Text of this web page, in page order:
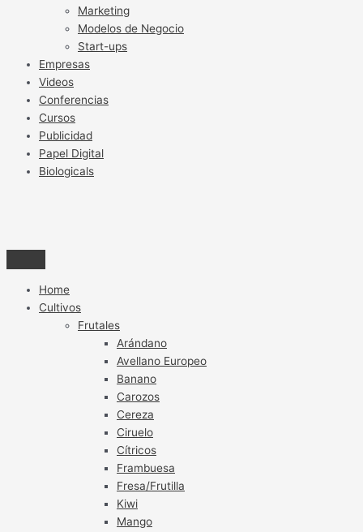
Marketing
Modelos de Negocio
Start-ups
Empresas
Videos
Conferencias
Cursos
Publicidad
Papel Digital
Biologicals
Home
Cultivos
Frutales
Arándano
Avellano Europeo
Banano
Carozos
Cereza
Ciruelo
Cítricos
Frambuesa
Fresa/Frutilla
Kiwi
Mango